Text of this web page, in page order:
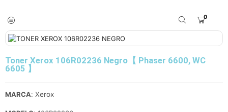
0
Toner Xerox 106R02236 Negro【 Phaser 6600, WC
6605 】
MARCA: Xerox